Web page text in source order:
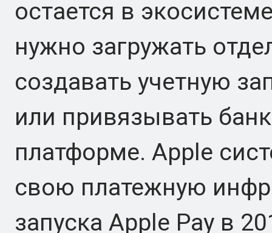
остается в
нужно загружать
создавать учетную
или привязывать
платформе. Apple
свою платежную
запуска Apple Pay в